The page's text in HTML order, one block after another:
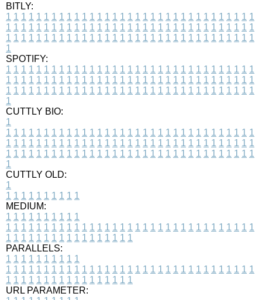
BITLY:
1 1 1 1 1 1 1 1 1 1 1 1 1 1 1 1 1 1 1 1 1 1 1 1 1 1 1 1 1 1 1 1 1
1 1 1 1 1 1 1 1 1 1 1 1 1 1 1 1 1 1 1 1 1 1 1 1 1 1 1 1 1 1 1 1 1
1 1 1 1 1 1 1 1 1 1 1 1 1 1 1 1 1 1 1 1 1 1 1 1 1 1 1 1 1 1 1 1 1
1
SPOTIFY:
1 1 1 1 1 1 1 1 1 1 1 1 1 1 1 1 1 1 1 1 1 1 1 1 1 1 1 1 1 1 1 1 1
1 1 1 1 1 1 1 1 1 1 1 1 1 1 1 1 1 1 1 1 1 1 1 1 1 1 1 1 1 1 1 1 1
1 1 1 1 1 1 1 1 1 1 1 1 1 1 1 1 1 1 1 1 1 1 1 1 1 1 1 1 1 1 1 1 1
1
CUTTLY BIO:
1
1 1 1 1 1 1 1 1 1 1 1 1 1 1 1 1 1 1 1 1 1 1 1 1 1 1 1 1 1 1 1 1 1
1 1 1 1 1 1 1 1 1 1 1 1 1 1 1 1 1 1 1 1 1 1 1 1 1 1 1 1 1 1 1 1 1
1 1 1 1 1 1 1 1 1 1 1 1 1 1 1 1 1 1 1 1 1 1 1 1 1 1 1 1 1 1 1 1 1
1
CUTTLY OLD:
1
1 1 1 1 1 1 1 1 1 1
MEDIUM:
1 1 1 1 1 1 1 1 1 1
1 1 1 1 1 1 1 1 1 1 1 1 1 1 1 1 1 1 1 1 1 1 1 1 1 1 1 1 1 1 1 1 1
1 1 1 1 1 1 1 1 1 1 1 1 1 1 1 1 1
PARALLELS:
1 1 1 1 1 1 1 1 1 1
1 1 1 1 1 1 1 1 1 1 1 1 1 1 1 1 1 1 1 1 1 1 1 1 1 1 1 1 1 1 1 1 1
1 1 1 1 1 1 1 1 1 1 1 1 1 1 1 1 1
URL PARAMETER: